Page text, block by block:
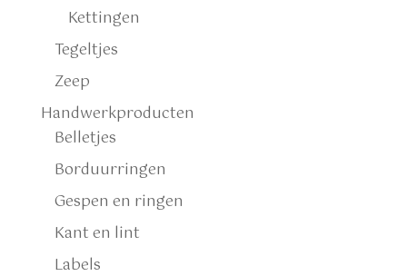
Kettingen
Tegeltjes
Zeep
Handwerkproducten
Belletjes
Borduurringen
Gespen en ringen
Kant en lint
Labels